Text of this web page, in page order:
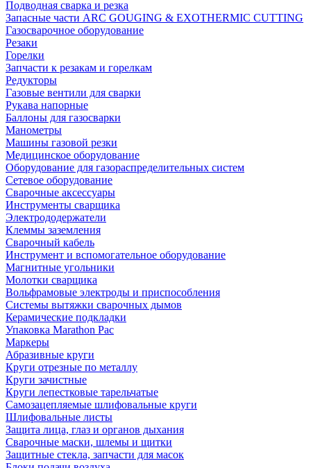
Подводная сварка и резка
Запасные части ARC GOUGING & EXOTHERMIC CUTTING
Газосварочное оборудование
Резаки
Горелки
Запчасти к резакам и горелкам
Редукторы
Газовые вентили для сварки
Рукава напорные
Баллоны для газосварки
Манометры
Машины газовой резки
Медицинское оборудование
Оборудование для газораспределительных систем
Сетевое оборудование
Сварочные аксессуары
Инструменты сварщика
Электрододержатели
Клеммы заземления
Сварочный кабель
Инструмент и вспомогательное оборудование
Магнитные угольники
Молотки сварщика
Вольфрамовые электроды и приспособления
Системы вытяжки сварочных дымов
Керамические подкладки
Упаковка Marathon Pac
Маркеры
Абразивные круги
Круги отрезные по металлу
Круги зачистные
Круги лепестковые тарельчатые
Самозацепляемые шлифовальные круги
Шлифовальные листы
Защита лица, глаз и органов дыхания
Сварочные маски, шлемы и щитки
Защитные стекла, запчасти для масок